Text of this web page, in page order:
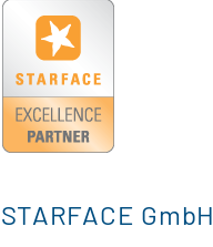
STARFACE GmbH